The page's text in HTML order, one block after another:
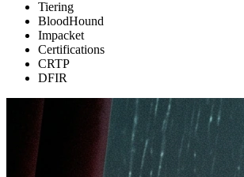
Tiering
BloodHound
Impacket
Certifications
CRTP
DFIR